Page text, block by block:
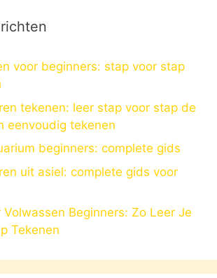
voor beginners: stap voor stap
tekenen: leer stap voor stap de
eenvoudig tekenen
beginners: complete gids
uit asiel: complete gids voor
Volwassen Beginners: Zo Leer Je
Tekenen